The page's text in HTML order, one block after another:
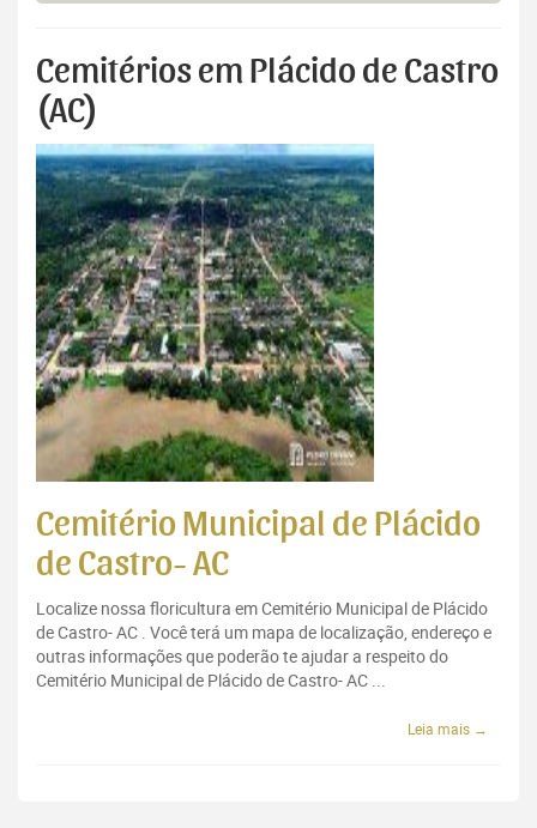
Cemitérios em Plácido de Castro
(AC)
Cemitério Municipal de Plácido
de Castro- AC
Localize nossa floricultura em Cemitério Municipal de Plácido
de Castro- AC . Você terá um mapa de localização, endereço e
outras informações que poderão te ajudar a respeito do
Cemitério Municipal de Plácido de Castro- AC ...
Leia mais →